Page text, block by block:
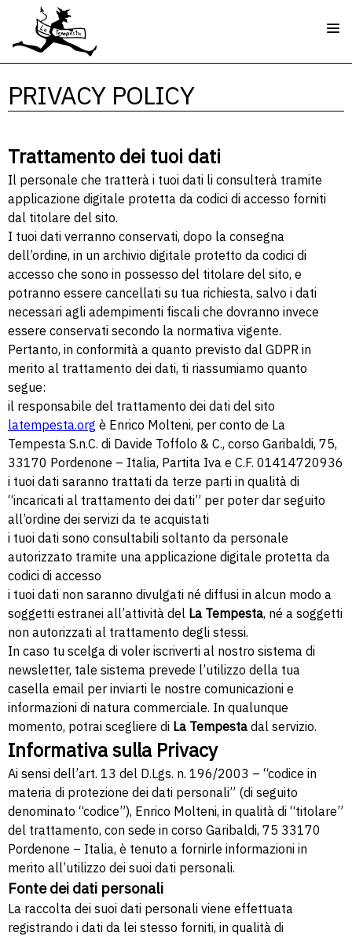
PRIVACY POLICY
Trattamento dei tuoi dati
Il personale che tratterà i tuoi dati li consulterà tramite
applicazione digitale protetta da codici di accesso forniti
dal titolare del sito.
I tuoi dati verranno conservati, dopo la consegna
dell’ordine, in un archivio digitale protetto da codici di
accesso che sono in possesso del titolare del sito, e
potranno essere cancellati su tua richiesta, salvo i dati
necessari agli adempimenti fiscali che dovranno invece
essere conservati secondo la normativa vigente.
Pertanto, in conformità a quanto previsto dal GDPR in
merito al trattamento dei dati, ti riassumiamo quanto
segue:
il responsabile del trattamento dei dati del sito
latempesta.org è Enrico Molteni, per conto de La
Tempesta S.n.C. di Davide Toffolo & C., corso Garibaldi, 75,
33170 Pordenone – Italia, Partita Iva e C.F. 01414720936
i tuoi dati saranno trattati da terze parti in qualità di
“incaricati al trattamento dei dati” per poter dar seguito
all’ordine dei servizi da te acquistati
i tuoi dati sono consultabili soltanto da personale
autorizzato tramite una applicazione digitale protetta da
codici di accesso
i tuoi dati non saranno divulgati né diffusi in alcun modo a
soggetti estranei all’attività del La Tempesta, né a soggetti
non autorizzati al trattamento degli stessi.
In caso tu scelga di voler iscriverti al nostro sistema di
newsletter, tale sistema prevede l’utilizzo della tua
casella email per inviarti le nostre comunicazioni e
informazioni di natura commerciale. In qualunque
momento, potrai scegliere di La Tempesta dal servizio.
Informativa sulla Privacy
Ai sensi dell’art. 13 del D.Lgs. n. 196/2003 – “codice in
materia di protezione dei dati personali” (di seguito
denominato “codice”), Enrico Molteni, in qualità di “titolare”
del trattamento, con sede in corso Garibaldi, 75 33170
Pordenone – Italia, è tenuto a fornirle informazioni in
merito all’utilizzo dei suoi dati personali.
Fonte dei dati personali
La raccolta dei suoi dati personali viene effettuata
registrando i dati da lei stesso forniti, in qualità di